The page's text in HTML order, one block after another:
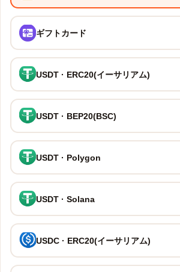
ギフトカード
USDT · ERC20(イーサリアム)
USDT · BEP20(BSC)
USDT · Polygon
USDT · Solana
USDC · ERC20(イーサリアム)